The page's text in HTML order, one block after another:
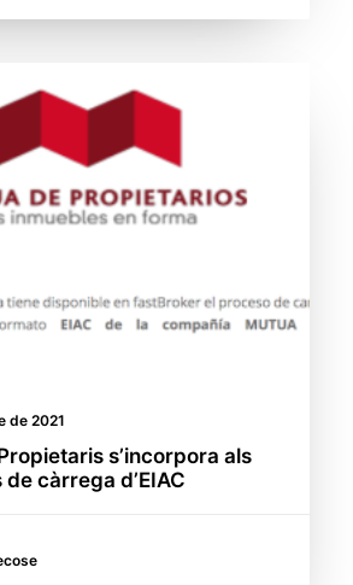
de 2021
s’incorpora als
càrrega d’EIAC